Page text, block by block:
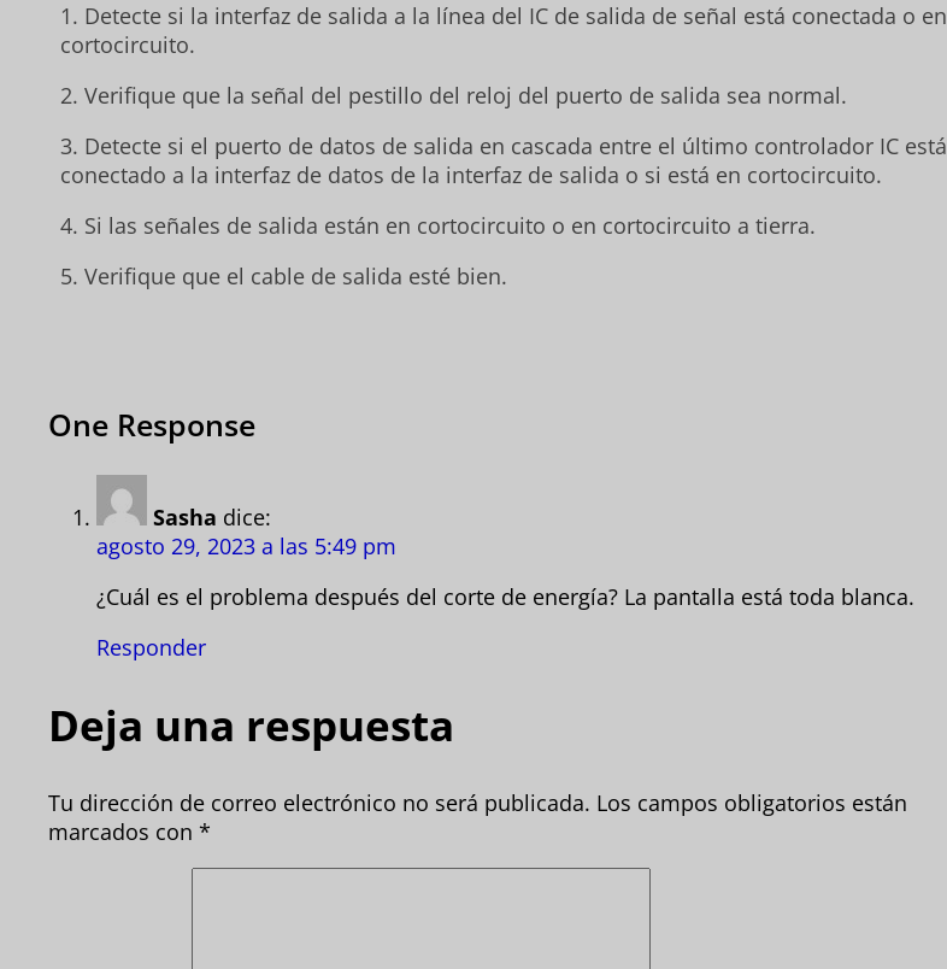
1. Detecte si la interfaz de salida a la línea del IC de salida de señal está conectada o en
cortocircuito.
2. Verifique que la señal del pestillo del reloj del puerto de salida sea normal.
3. Detecte si el puerto de datos de salida en cascada entre el último controlador IC está
conectado a la interfaz de datos de la interfaz de salida o si está en cortocircuito.
4. Si las señales de salida están en cortocircuito o en cortocircuito a tierra.
5. Verifique que el cable de salida esté bien.
One Response
Sasha dice:
agosto 29, 2023 a las 5:49 pm
¿Cuál es el problema después del corte de energía? La pantalla está toda blanca.
Responder
Deja una respuesta
Tu dirección de correo electrónico no será publicada. Los campos obligatorios están
marcados con *